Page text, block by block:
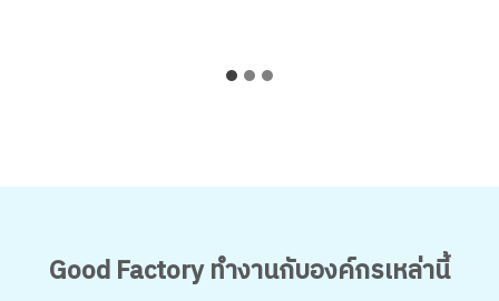
Good Factory ทำงานกับองค์กรเหล่านี้